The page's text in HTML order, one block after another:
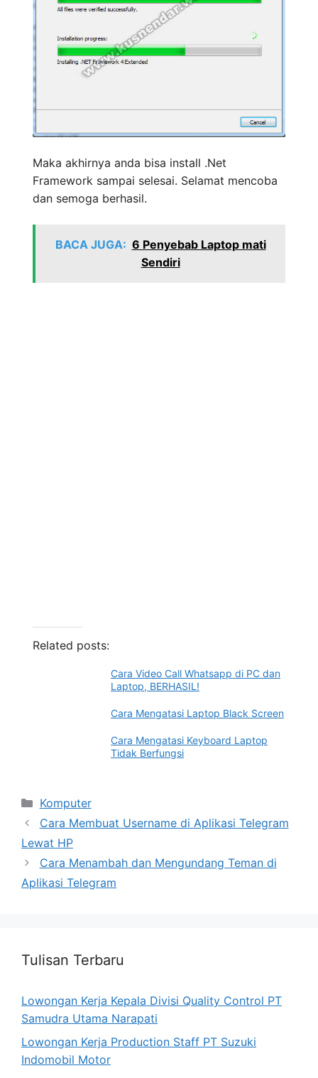
Maka akhirnya anda bisa install .Net
Framework sampai selesai. Selamat mencoba
dan semoga berhasil.
BACA JUGA: 6 Penyebab Laptop mati
Sendiri
Related posts:
Cara Video Call Whatsapp di PC dan
Laptop, BERHASIL!
Cara Mengatasi Laptop Black Screen
Cara Mengatasi Keyboard Laptop
Tidak Berfungsi
Categories
Komputer
Cara Membuat Username di Aplikasi Telegram
Lewat HP
Cara Menambah dan Mengundang Teman di
Aplikasi Telegram
Tulisan Terbaru
Lowongan Kerja Kepala Divisi Quality Control PT
Samudra Utama Narapati
Lowongan Kerja Production Staff PT Suzuki
Indomobil Motor